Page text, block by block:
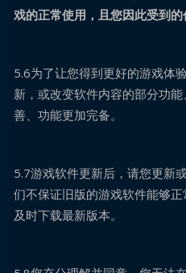
戏的正常使用，且您因此受到的
5.6为了让您得到更好的游戏体
新，或改变软件内容的部分功
善、功能更加完备。
5.7游戏软件更新后，请您更新
们不保证旧版的游戏软件能够
及时下载最新版本。